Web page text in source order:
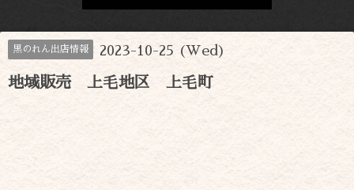
黒のれん出店情報 2023-10-25 (Wed)
地域販売 上毛地区 上毛町